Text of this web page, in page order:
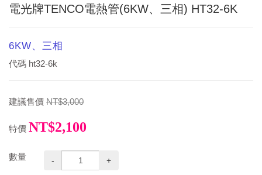
電光牌TENCO電熱管(6KW、三相) HT32-6K
6KW、三相
代碼 ht32-6k
建議售價 NT$3,000
特價 NT$2,100
數量 - +